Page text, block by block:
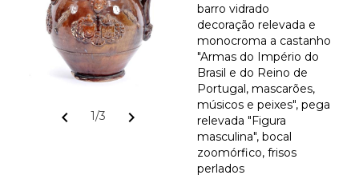
chevron_left 1/3 chevron_right
barro vidrado
decoração relevada e
monocroma a castanho
"Armas do Império do
Brasil e do Reino de
Portugal, mascarões,
músicos e peixes", pega
relevada "Figura
masculina", bocal
zoomórfico, frisos
perlados